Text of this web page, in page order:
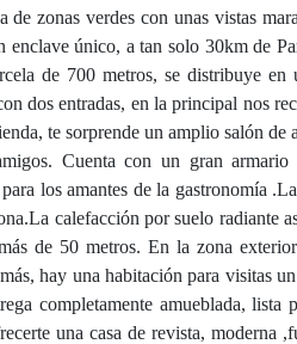
zonas verdes con unas vistas
único, a tan solo 30km de
de 700 metros, se distribuye
dos entradas, en la principal nos
te sorprende un amplio salón
Cuenta con un gran
los amantes de la gastronomía
calefacción por suelo radiante
de 50 metros. En la zona
hay una habitación para visitas
completamente amueblada,
una casa de revista,